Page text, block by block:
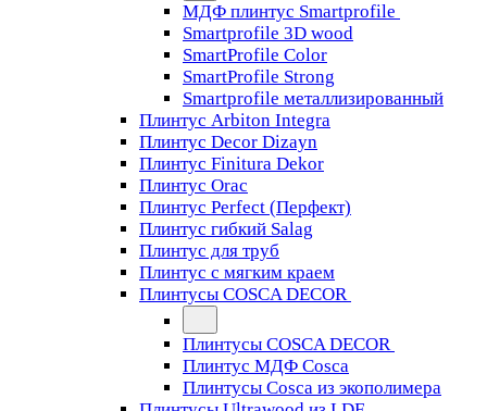
МДФ плинтус Smartprofile
Smartprofile 3D wood
SmartProfile Color
SmartProfile Strong
Smartprofile металлизированный
Плинтус Arbiton Integra
Плинтус Decor Dizayn
Плинтус Finitura Dekor
Плинтус Orac
Плинтус Perfect (Перфект)
Плинтус гибкий Salag
Плинтус для труб
Плинтус с мягким краем
Плинтусы COSCA DECOR
Плинтусы COSCA DECOR
Плинтус МДФ Cosca
Плинтусы Cosca из экополимера